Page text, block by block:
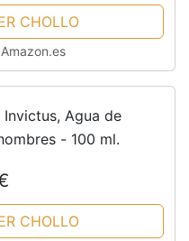
CHOLLO
Amazon.es
Invictus, Agua de
- 100 ml.
CHOLLO